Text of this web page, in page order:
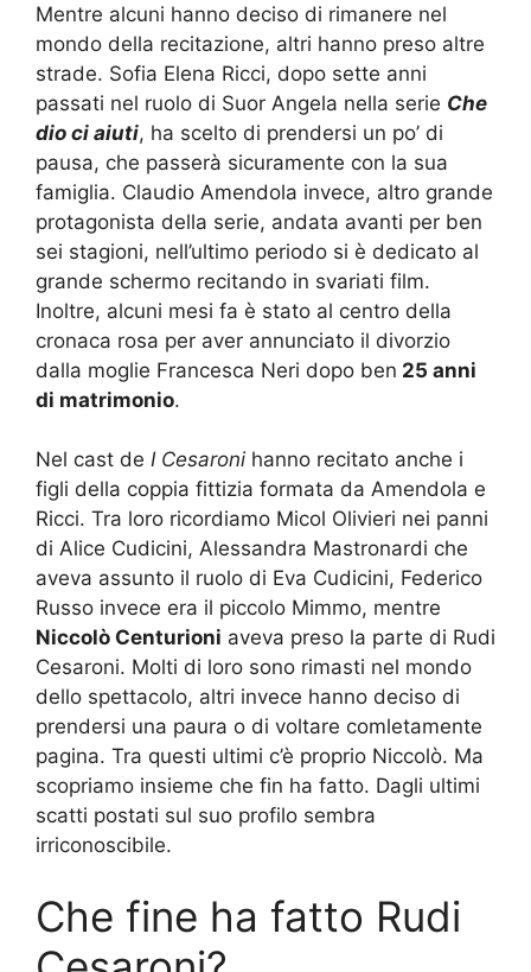
Mentre alcuni hanno deciso di rimanere nel
mondo della recitazione, altri hanno preso altre
strade. Sofia Elena Ricci, dopo sette anni
passati nel ruolo di Suor Angela nella serie Che
dio ci aiuti, ha scelto di prendersi un po’ di
pausa, che passerà sicuramente con la sua
famiglia. Claudio Amendola invece, altro grande
protagonista della serie, andata avanti per ben
sei stagioni, nell’ultimo periodo si è dedicato al
grande schermo recitando in svariati film.
Inoltre, alcuni mesi fa è stato al centro della
cronaca rosa per aver annunciato il divorzio
dalla moglie Francesca Neri dopo ben 25 anni
di matrimonio.
Nel cast de I Cesaroni hanno recitato anche i
figli della coppia fittizia formata da Amendola e
Ricci. Tra loro ricordiamo Micol Olivieri nei panni
di Alice Cudicini, Alessandra Mastronardi che
aveva assunto il ruolo di Eva Cudicini, Federico
Russo invece era il piccolo Mimmo, mentre
Niccolò Centurioni aveva preso la parte di Rudi
Cesaroni. Molti di loro sono rimasti nel mondo
dello spettacolo, altri invece hanno deciso di
prendersi una paura o di voltare comletamente
pagina. Tra questi ultimi c’è proprio Niccolò. Ma
scopriamo insieme che fin ha fatto. Dagli ultimi
scatti postati sul suo profilo sembra
irriconoscibile.
Che fine ha fatto Rudi